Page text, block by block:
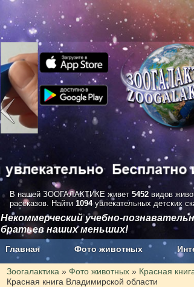
В нашей ЗООГАЛАКТИКЕ живет 5452 видов
рассказов. Найти 1094увлекательных детских
Некоммерческий учебно-
братьев наших меньших!
Главная Фото животных
Наши приложения. Бесплатно и без
Зоогалактика » Фото животных » Красная
Красная книга Владимирской области